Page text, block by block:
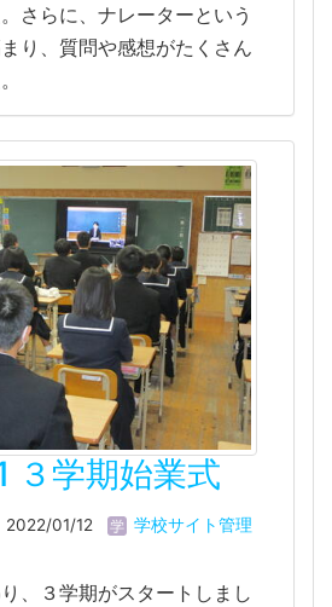
さらに、ナレーターという
り、質問や感想がたくさん
３学期始業式
2022/01/12
学校サイト管理
、３学期がスタートしまし